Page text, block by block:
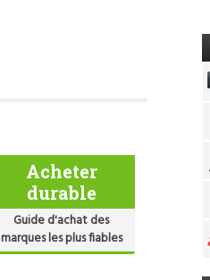
Acheter
durable
Guide d'achat des
marques les plus fiables